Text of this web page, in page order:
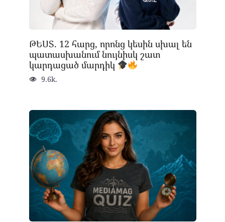
ԹԵՍՏ. 12 հարց, որոնց կեսին սխալ են
պատասխանում նույնիսկ շատ
կարդացած մարդիկ
9.6k.